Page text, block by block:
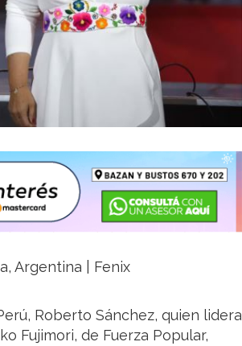
Argentina | Fenix
Roberto Sánchez, quien lidera
Fujimori, de Fuerza Popular,